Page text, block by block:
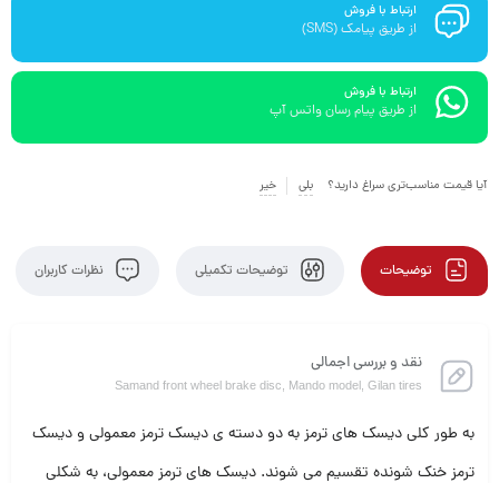
ارتباط با فروش
از طریق پیامک (SMS)
ارتباط با فروش
از طریق پیام رسان واتس آپ
آیا قیمت مناسب‌تری سراغ دارید؟ بلی خیر
توضیحات توضیحات تکمیلی نظرات کاربران
نقد و بررسی اجمالی
Samand front wheel brake disc, Mando model, Gilan tires
به طور کلی دیسک های ترمز به دو دسته ی دیسک ترمز معمولی و دیسک
ترمز خنک شونده تقسیم می شوند. دیسک های ترمز معمولی، به شکلی